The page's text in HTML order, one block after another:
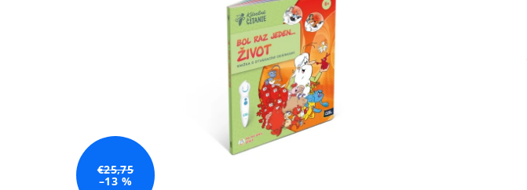
€25,75
–13 %